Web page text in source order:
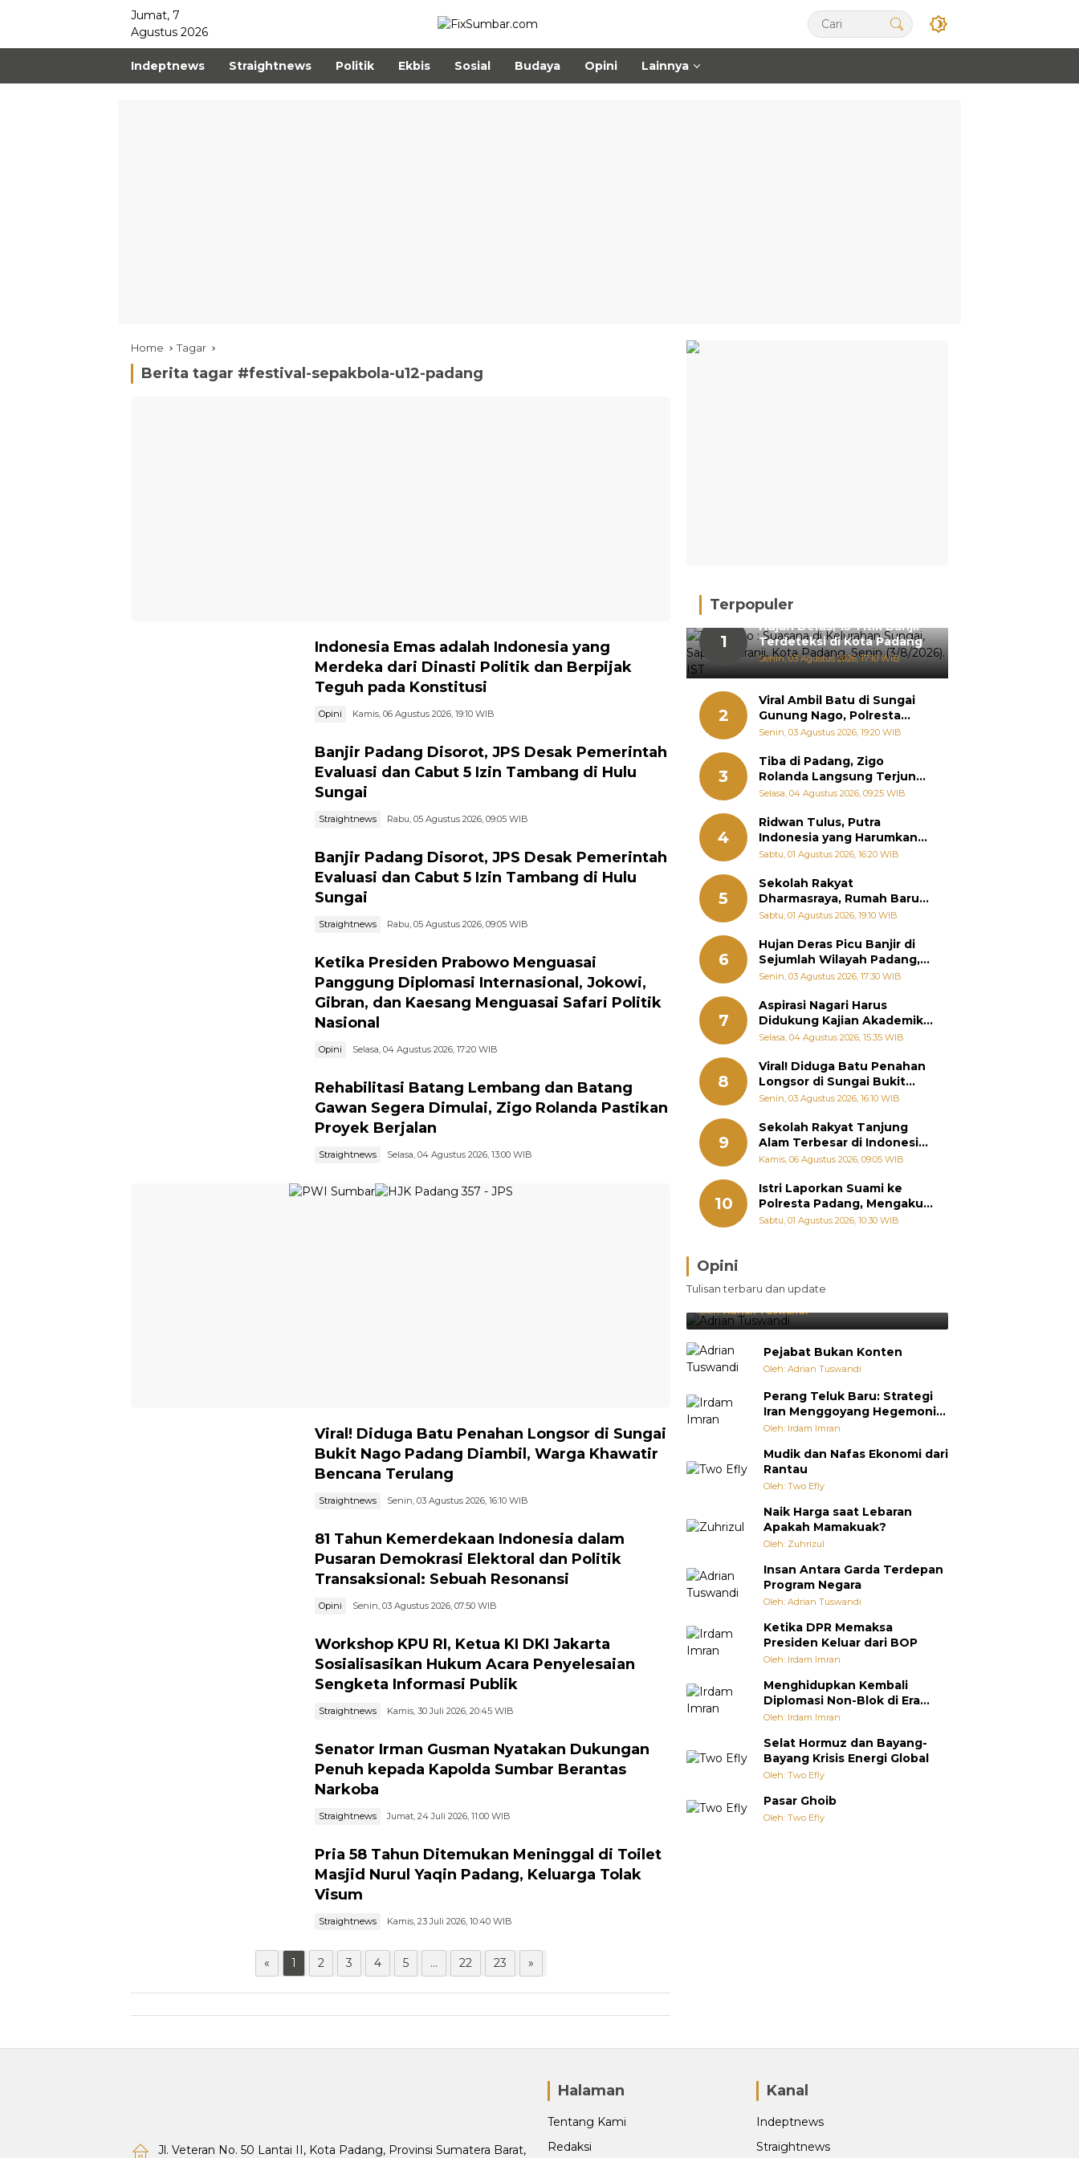
Jumat, 7
Agustus 2026
Indeptnews Straightnews Politik Ekbis Sosial Budaya Opini Lainnya
Home Tagar
Berita tagar #festival-sepakbola-u12-padang
Indonesia Emas adalah Indonesia yang
Merdeka dari Dinasti Politik dan Berpijak
Teguh pada Konstitusi
Opini Kamis, 06 Agustus 2026, 19:10 WIB
Banjir Padang Disorot, JPS Desak Pemerintah
Evaluasi dan Cabut 5 Izin Tambang di Hulu
Sungai
Straightnews Rabu, 05 Agustus 2026, 09:05 WIB
Banjir Padang Disorot, JPS Desak Pemerintah
Evaluasi dan Cabut 5 Izin Tambang di Hulu
Sungai
Straightnews Rabu, 05 Agustus 2026, 09:05 WIB
Ketika Presiden Prabowo Menguasai
Panggung Diplomasi Internasional, Jokowi,
Gibran, dan Kaesang Menguasai Safari Politik
Nasional
Opini Selasa, 04 Agustus 2026, 17:20 WIB
Rehabilitasi Batang Lembang dan Batang
Gawan Segera Dimulai, Zigo Rolanda Pastikan
Proyek Berjalan
Straightnews Selasa, 04 Agustus 2026, 13:00 WIB
Viral! Diduga Batu Penahan Longsor di Sungai
Bukit Nago Padang Diambil, Warga Khawatir
Bencana Terulang
Straightnews Senin, 03 Agustus 2026, 16:10 WIB
81 Tahun Kemerdekaan Indonesia dalam
Pusaran Demokrasi Elektoral dan Politik
Transaksional: Sebuah Resonansi
Opini Senin, 03 Agustus 2026, 07:50 WIB
Workshop KPU RI, Ketua KI DKI Jakarta
Sosialisasikan Hukum Acara Penyelesaian
Sengketa Informasi Publik
Straightnews Kamis, 30 Juli 2026, 20:45 WIB
Senator Irman Gusman Nyatakan Dukungan
Penuh kepada Kapolda Sumbar Berantas
Narkoba
Straightnews Jumat, 24 Juli 2026, 11:00 WIB
Pria 58 Tahun Ditemukan Meninggal di Toilet
Masjid Nurul Yaqin Padang, Keluarga Tolak
Visum
Straightnews Kamis, 23 Juli 2026, 10:40 WIB
« 1 2 3 4 5 ... 22 23 »
Terpopuler
1
Hujan Deras, 15 Titik Banjir
Terdeteksi di Kota Padang
Senin, 03 Agustus 2026, 17:10 WIB
2
Viral Ambil Batu di Sungai
Gunung Nago, Polresta
Padang Ungkap Fakta
Senin, 03 Agustus 2026, 19:20 WIB
3
Tiba di Padang, Zigo
Rolanda Langsung Terjun
Bantu Warga Terdampak
Selasa, 04 Agustus 2026, 09:25 WIB
4
Ridwan Tulus, Putra
Indonesia yang Harumkan
Nama Bangsa hingga
Jepang
Sabtu, 01 Agustus 2026, 16:20 WIB
5
Sekolah Rakyat
Dharmasraya, Rumah Baru
268 Anak Menggapai Mimpi
Kemiskinan
Sabtu, 01 Agustus 2026, 19:10 WIB
6
Hujan Deras Picu Banjir di
Sejumlah Wilayah Padang,
Fadly Amran Perintahkan
Senin, 03 Agustus 2026, 17:30 WIB
7
Aspirasi Nagari Harus
Didukung Kajian Akademik,
Zigo Rolanda: Agar Mudah
Kementerian
Selasa, 04 Agustus 2026, 15:35 WIB
8
Viral! Diduga Batu Penahan
Longsor di Sungai Bukit
Nago Padang Diambil, Warga
Senin, 03 Agustus 2026, 16:10 WIB
9
Sekolah Rakyat Tanjung
Alam Terbesar di Indonesia,
Groundbreaking September
Kamis, 06 Agustus 2026, 09:05 WIB
10
Istri Laporkan Suami ke
Polresta Padang, Mengaku
Dipaksa Berhubungan
Sabtu, 01 Agustus 2026, 10:30 WIB
Opini
Tulisan terbaru dan update
Brasil Lebih Diunggulkan, tetapi
Jepang Selalu Punya Cara Membuat
Kejutan
Oleh:Adrian Tuswandi
Pejabat Bukan Konten
Oleh: Adrian Tuswandi
Perang Teluk Baru: Strategi
Iran Menggoyang Hegemoni
AS dari Dalam
Oleh: Irdam Imran
Mudik dan Nafas Ekonomi dari
Rantau
Oleh: Two Efly
Naik Harga saat Lebaran
Apakah Mamakuak?
Oleh: Zuhrizul
Insan Antara Garda Terdepan
Program Negara
Oleh: Adrian Tuswandi
Ketika DPR Memaksa
Presiden Keluar dari BOP
Oleh: Irdam Imran
Menghidupkan Kembali
Diplomasi Non-Blok di Era
Multipolar
Oleh: Irdam Imran
Selat Hormuz dan Bayang-
Bayang Krisis Energi Global
Oleh: Two Efly
Pasar Ghoib
Oleh: Two Efly
Jl. Veteran No. 50 Lantai II, Kota Padang, Provinsi Sumatera Barat,
Halaman
Tentang Kami
Redaksi
Kanal
Indeptnews
Straightnews